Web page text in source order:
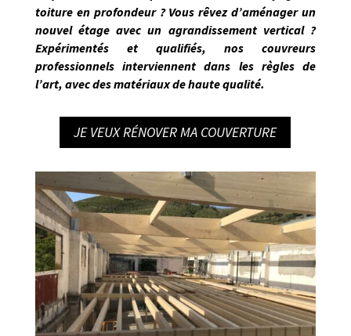
toiture en profondeur ? Vous rêvez d’aménager un
nouvel étage avec un agrandissement vertical ?
Expérimentés et qualifiés, noscouvreurs
professionnels interviennent dans les règles de
l’art, avec des matériaux de haute qualité.
JE VEUX RÉNOVER MA COUVERTURE